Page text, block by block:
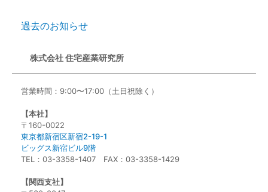
過去のお知らせ
株式会社 住宅産業研究所
営業時間：9:00〜17:00（土日祝除く）
【本社】
〒160-0022
東京都新宿区新宿2-19-1
ビッグス新宿ビル9階
TEL：03-3358-1407 FAX：03-3358-1429
【関西支社】